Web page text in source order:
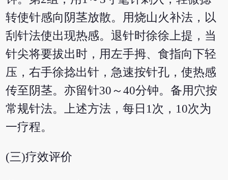
转使针感向阴茎放散。用烧山火补法，以
刮针法使出现热感。退针时徐徐上提，当
针尖将要拔出时，用左手拇、食指向下轻
压，右手徐捻出针，急速按针孔，使热感
传至阴茎。亦留针30～40分钟。备用穴按
常规针法。上述方法，每日1次，10次为
一疗程。
(三)疗效评价